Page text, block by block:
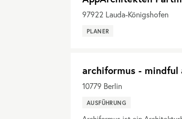
97922 Lauda-Königshofen
PLANER
archiformus -
10779 Berlin
AUSFÜHRUNG